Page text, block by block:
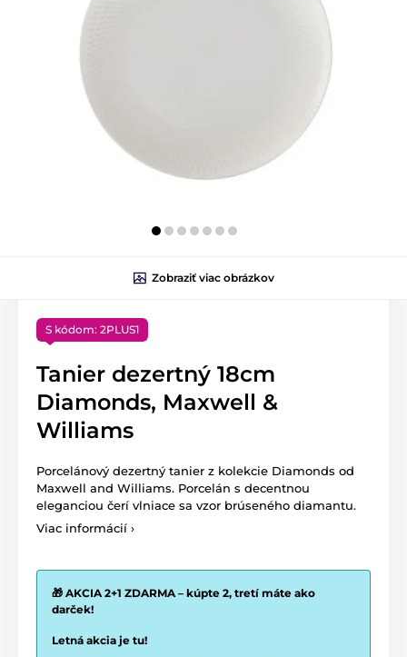
Zobraziť viac obrázkov
S kódom: 2PLUS1
Tanier dezertný 18cm
Diamonds, Maxwell &
Williams
Porcelánový dezertný tanier z kolekcie Diamonds od
Maxwell and Williams. Porcelán s decentnou
eleganciou čerí vlniace sa vzor brúseného diamantu.
Viac informácií ›
🎁 AKCIA 2+1 ZDARMA – kúpte 2, tretí máte ako
darček!
Letná akcia je tu!